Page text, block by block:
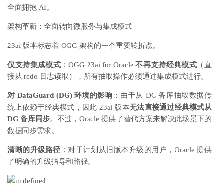
全面拥抱 AI。
架构革新：全面转向微服务与集成模式
23ai 版本标志着 OGG 架构的一个重要转折点。
仅支持集成模式 ：OGG 23ai for Oracle不再支持经典模式 （直
接从 redo 日志读取），所有抽取操作必须通过集成模式进行。
对 DataGuard (DG) 环境的影响 ：由于从 DG 备库抽取数据传
统上依赖于经典模式，因此 23ai 版本无法直接通过经典模式从
DG 备库同步。不过，Oracle 提供了替代方案来解决此场景下的
数据同步需求。
清晰的升级路径 ：对于计划从旧版本升级的用户，Oracle 提供
了明确的升级指导和路径。